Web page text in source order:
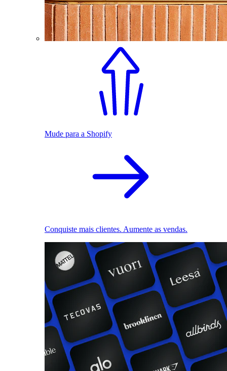
Mude para a Shopify
Conquiste mais clientes. Aumente as vendas.